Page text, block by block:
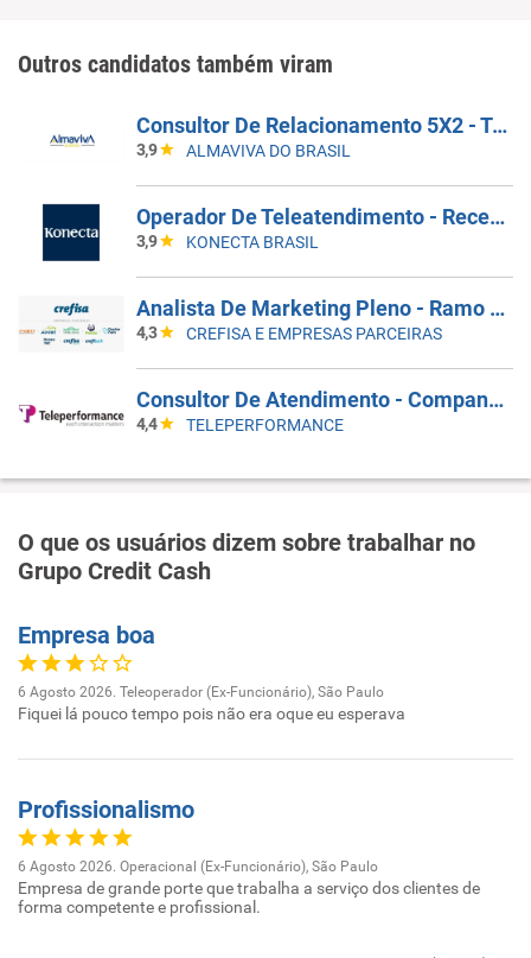
Outros candidatos também viram
Consultor De Relacionamento 5X2 - Taboão Da Serra
3,9 ALMAVIVA DO BRASIL
Operador De Teleatendimento - Receptivo De Retenção - Manhã Ou Tarde
3,9 KONECTA BRASIL
Analista De Marketing Pleno - Ramo Educacional
4,3 CREFISA E EMPRESAS PARCEIRAS
Consultor De Atendimento - Companhia Aérea | Inglês Intermediário B2 | Parnamirim/RN
4,4 TELEPERFORMANCE
O que os usuários dizem sobre trabalhar no
Grupo Credit Cash
Empresa boa
6 Agosto 2026. Teleoperador (Ex-Funcionário), São Paulo
Fiquei lá pouco tempo pois não era oque eu esperava
Profissionalismo
6 Agosto 2026. Operacional (Ex-Funcionário), São Paulo
Empresa de grande porte que trabalha a serviço dos clientes de
forma competente e profissional.